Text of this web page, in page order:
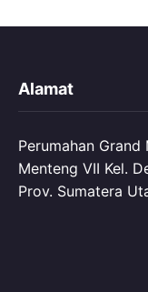
Alamat
Perumahan
Menteng VII Kel.
Prov. Sumatera